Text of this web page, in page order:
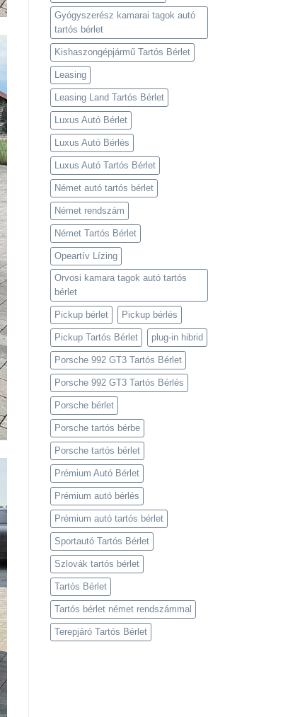
Gyógyszerész kamarai tagok autó
tartós bérlet
Kishaszongépjármű Tartós Bérlet
Leasing
Leasing Land Tartós Bérlet
Luxus Autó Bérlet
Luxus Autó Bérlés
Luxus Autó Tartós Bérlet
Német autó tartós bérlet
Német rendszám
Német Tartós Bérlet
Opeartív Lízing
Orvosi kamara tagok autó tartós
bérlet
Pickup bérlet Pickup bérlés
Pickup Tartós Bérlet plug-in hibrid
Porsche 992 GT3 Tartós Bérlet
Porsche 992 GT3 Tartós Bérlés
Porsche bérlet
Porsche tartós bérbe
Porsche tartós bérlet
Prémium Autó Bérlet
Prémium autó bérlés
Prémium autó tartós bérlet
Sportautó Tartós Bérlet
Szlovák tartós bérlet
Tartós Bérlet
Tartós bérlet német rendszámmal
Terepjáró Tartós Bérlet